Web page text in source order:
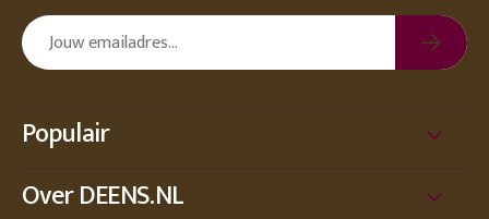
Populair
Over DEENS.NL